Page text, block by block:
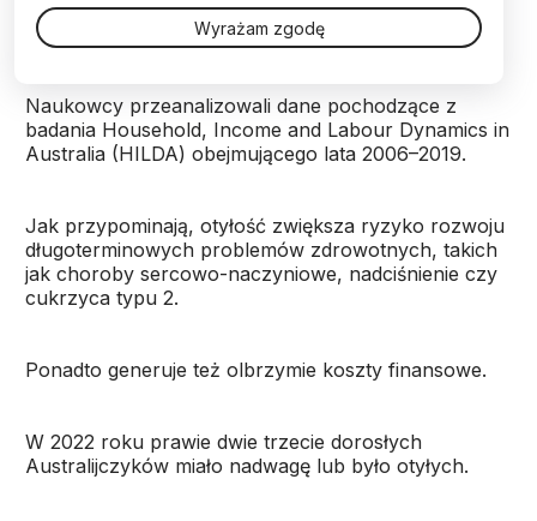
stwierdzili specjaliści z University of Melbourne i
RMIT University.
Naukowcy przeanalizowali dane pochodzące z
badania Household, Income and Labour Dynamics in
Australia (HILDA) obejmującego lata 2006–2019.
Jak przypominają, otyłość zwiększa ryzyko rozwoju
długoterminowych problemów zdrowotnych, takich
jak choroby sercowo-naczyniowe, nadciśnienie czy
cukrzyca typu 2.
Ponadto generuje też olbrzymie koszty finansowe.
W 2022 roku prawie dwie trzecie dorosłych
Australijczyków miało nadwagę lub było otyłych.
Wyrażam zgodę